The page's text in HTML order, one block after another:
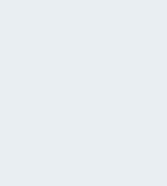
wypełnienie formularza
nazwiska, adresu zamieszkania,
podane przez niego w formularzu
weryfikowania ich prawdziwości i
akceptacja Regulaminu, z którym
regulaminu, Kupujący może
jest także dokonanie wyboru
zostanie przekierowany do
płatności Kupujący zostanie zwrotnie
umowę uważa się za zawartą
przesłane Kupującemu na adres e-